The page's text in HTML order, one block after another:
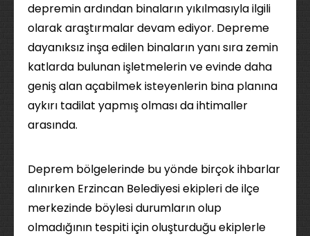
depremin ardından binaların yıkılmasıyla ilgili
olarak araştırmalar devam ediyor. Depreme
dayanıksız inşa edilen binaların yanı sıra zemin
katlarda bulunan işletmelerin ve evinde daha
geniş alan açabilmek isteyenlerin bina planına
aykırı tadilat yapmış olması da ihtimaller
arasında.
Deprem bölgelerinde bu yönde birçok ihbarlar
alınırken Erzincan Belediyesi ekipleri de ilçe
merkezinde böylesi durumların olup
olmadığının tespiti için oluşturduğu ekiplerle